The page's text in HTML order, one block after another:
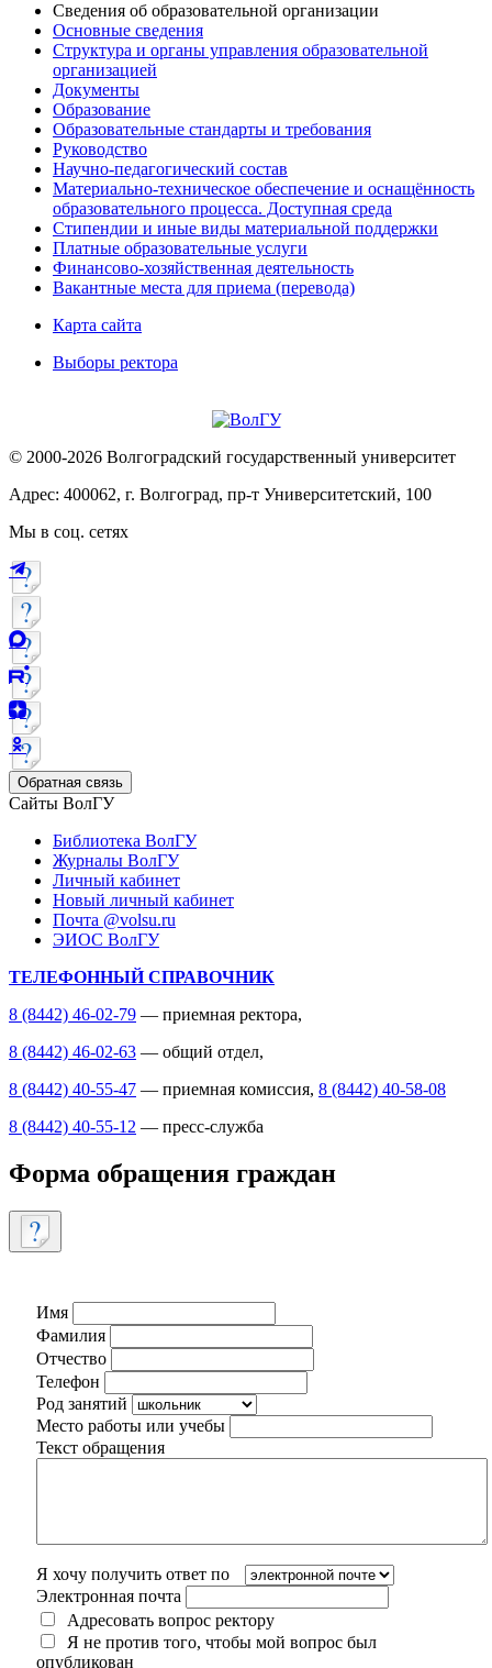
Сведения об образовательной организации
Основные сведения
Структура и органы управления образовательной
организацией
Документы
Образование
Образовательные стандарты и требования
Руководство
Научно-педагогический состав
Материально-техническое обеспечение и оснащённость
образовательного процесса. Доступная среда
Стипендии и иные виды материальной поддержки
Платные образовательные услуги
Финансово-хозяйственная деятельность
Вакантные места для приема (перевода)
Карта сайта
Выборы ректора
© 2000-2026 Волгоградский государственный университет
Адрес: 400062, г. Волгоград, пр-т Университетский, 100
Мы в соц. сетях
Обратная связь
Сайты ВолГУ
Библиотека ВолГУ
Журналы ВолГУ
Личный кабинет
Новый личный кабинет
Почта @volsu.ru
ЭИОС ВолГУ
ТЕЛЕФОННЫЙ СПРАВОЧНИК
8 (8442) 46-02-79 — приемная ректора,
8 (8442) 46-02-63 — общий отдел,
8 (8442) 40-55-47 — приемная комиссия, 8 (8442) 40-58-08
8 (8442) 40-55-12 — пресс-служба
Форма обращения граждан
Имя
Фамилия
Отчество
Телефон
Род занятий
Место работы или учебы
Текст обращения
Я хочу получить ответ по
Электронная почта
Адресовать вопрос ректору
Я не против того, чтобы мой вопрос был
опубликован